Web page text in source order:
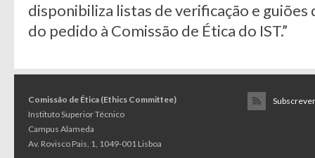
disponibiliza listas de verificação e
do pedido à Comissão de Ética do IST.”
Comissão de Ética (Ethics Committee)
Instituto Superior Técnico
Campus Alameda
Av. Rovisco Pais, 1, 1049-001 Lisboa